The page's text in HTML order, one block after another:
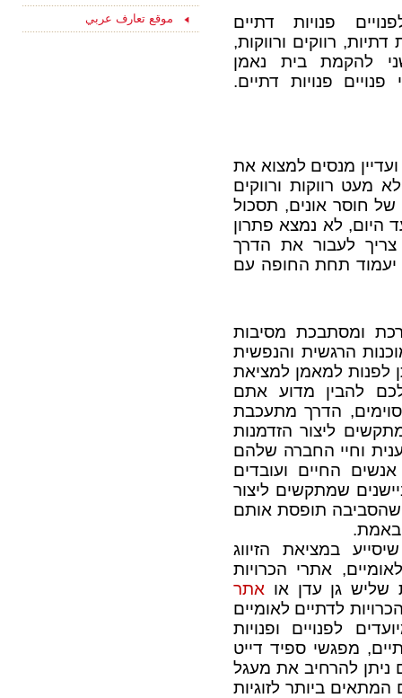
פנויות דתיים
רווקים ורווקות,
להקמת בית נאמן
פנויים פנויות דתיים.
ועדיין מנסים למצוא את
לא מעט רווקות ורווקים
חוסר אונים, תסכול
היום, לא נמצא פתרון
לעבור את הדרך
יעמוד תחת החופה עם
ומסתבכת מסיבות
הרגשית והנפשית
לפנות למאמן למציאת
לכם להבין מדוע אתם
הדרך מתעכבת
ליצור הזדמנות
וחיי החברה שלהם
החיים ועובדים
שמתקשים ליצור
שהסביבה תופסת אותם
במציאת הזיווג
אתרי הכרויות
שליש גן עדן או אתר
הכרויות לדתיים לאומיים
לפנויים ופנויות
מפגשי ספיד דייט
ניתן להרחיב את מעגל
ביותר לזוגיות
15/08/2021
ליחצו כאן והצטרפו
موقع تعارف عربي